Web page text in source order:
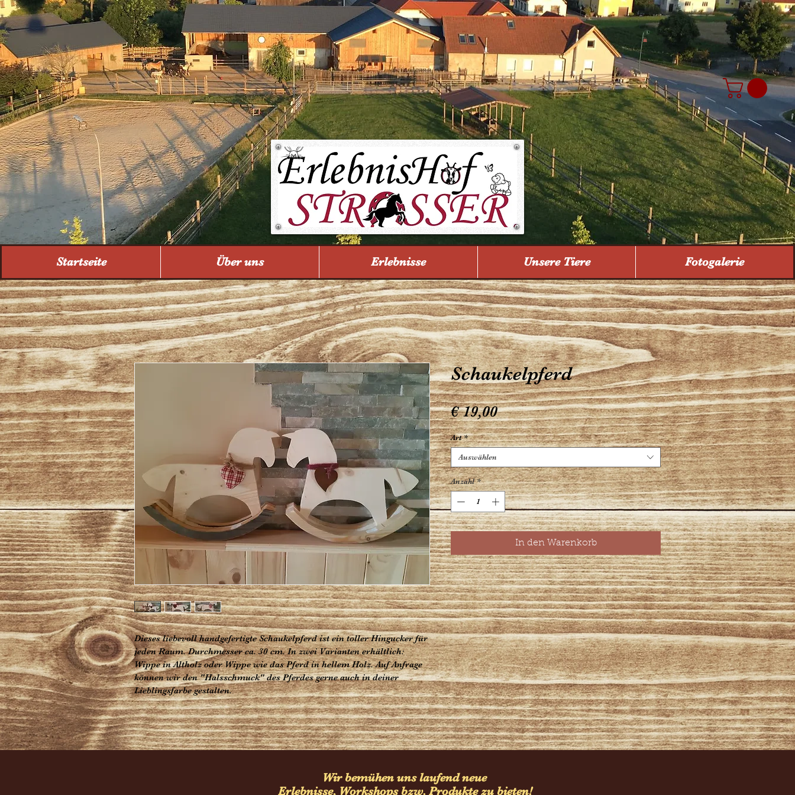
Startseite Über uns Erlebnisse Unsere Tiere Fotogalerie
Dieses liebevoll handgefertigte Schaukelpferd ist ein toller Hingucker für
jeden Raum. Durchmesser ca. 30 cm. In zwei Varianten erhältlich:
Wippe in Altholz oder Wippe wie das Pferd in hellem Holz. Auf Anfrage
können wir den "Halsschmuck" des Pferdes gerne auch in deiner
Lieblingsfarbe gestalten.
Schaukelpferd
€ 19,00Preis
Art *
Auswählen
Anzahl *
In den Warenkorb
Wir bemühen uns laufend neue
Erlebnisse, Workshops bzw. Produkte zu bieten!